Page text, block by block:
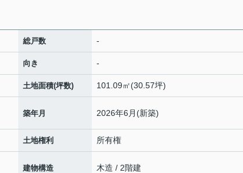
総戸数 -
向き -
土地面積(坪数) 101.09㎡(30.57坪)
築年月 2026年6月(新築)
土地権利 所有権
建物構造 木造 / 2階建